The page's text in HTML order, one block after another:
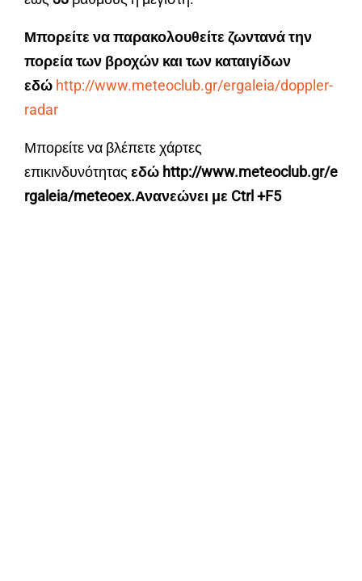
Μπορείτε να παρακολουθείτε ζωντανά την
πορεία των βροχών και των καταιγίδων
εδώ http://www.meteoclub.gr/ergaleia/doppler-
radar
Μπορείτε να βλέπετε χάρτες
επικινδυνότητας εδώ http://www.meteoclub.gr/e
rgaleia/meteoex.Ανανεώνει με Ctrl +F5